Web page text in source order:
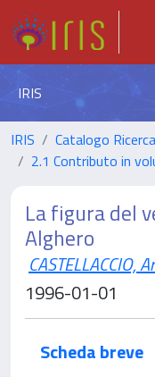
IRIS
IRIS Catalogo Ricerca
2.1 Contributo in
La figura del
Alghero
CASTELLACCIO,
1996-01-01
Scheda breve